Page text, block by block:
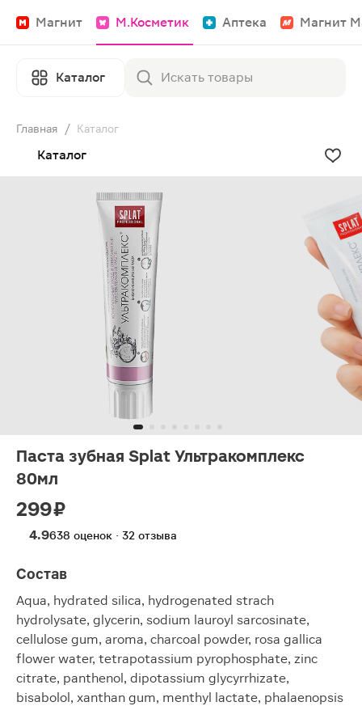
Магнит М.Косметик Аптека Магнит
Каталог
Главная / Каталог
Каталог
Паста зубная Splat Ультракомплекс
80мл
299 ₽
4.9638 оценок · 32 отзыва
Состав
Aqua, hydrated silica, hydrogenated strach
hydrolysate, glycerin, sodium lauroyl sarcosinate,
cellulose gum, aroma, charcoal powder, rosa gallica
flower water, tetrapotassium pyrophosphate, zinc
citrate, panthenol, dipotassium glycyrrhizate,
bisabolol, xanthan gum, menthyl lactate, phalaenopsis